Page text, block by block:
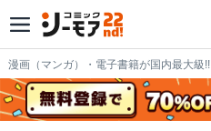
漫画（マンガ）・電子書籍が国内最大級!!